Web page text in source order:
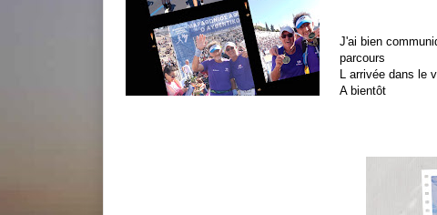
J'ai bien
parcours
L arrivée dans le
A bientôt